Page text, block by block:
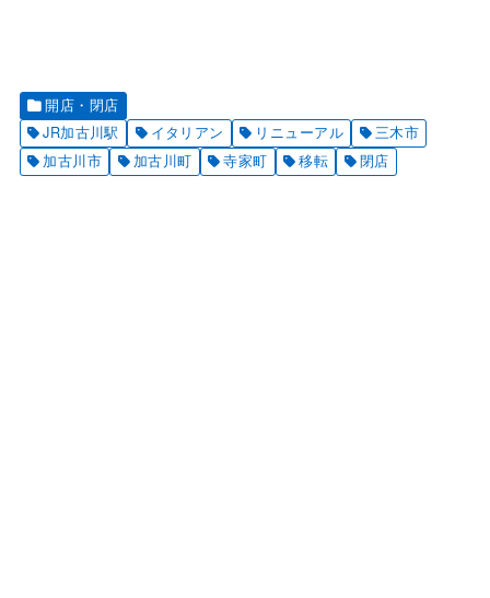
開店・閉店
JR加古川駅
イタリアン リニューアル
三木市
加古川市
加古川町 寺家町 移転 閉店